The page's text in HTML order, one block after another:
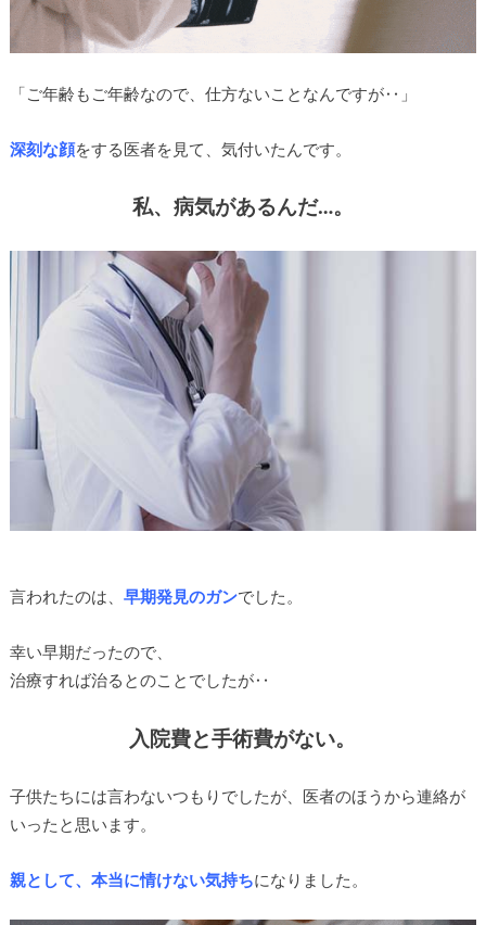
「ご年齢もご年齢なので、仕方ないことなんですが‥」
深刻な顔をする医者を見て、気付いたんです。
私、病気があるんだ…。
言われたのは、 早期発見のガンでした。
幸い早期だったので、
治療すれば治るとのことでしたが‥
入院費と手術費がない。
子供たちには言わないつもりでしたが、医者のほうから連絡が
いったと思います。
親として、本当に情けない気持ちになりました。